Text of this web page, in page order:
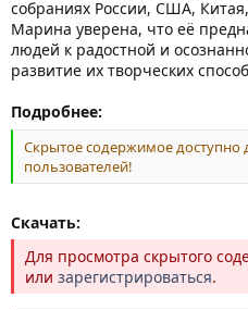
собраниях России, США,
Марина уверена, что её
людей к радостной и
развитие их творческих
Подробнее:
Скрытое содержимое доступно
пользователей!
Скачать:
Для просмотра скрытого
или зарегистрироваться.